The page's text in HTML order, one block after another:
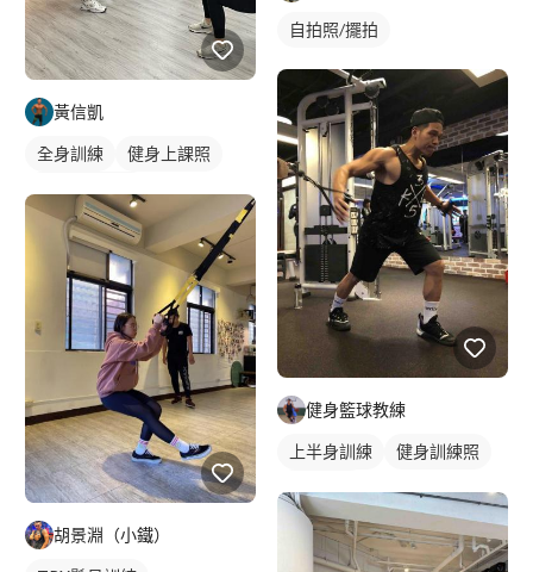
黃信凱
全身訓練
健身上課照
私人健身教練
健身團體課
健身課程
胡景淵（小鐵）
自拍照/擺拍
健身籃球教練
上半身訓練
健身訓練照